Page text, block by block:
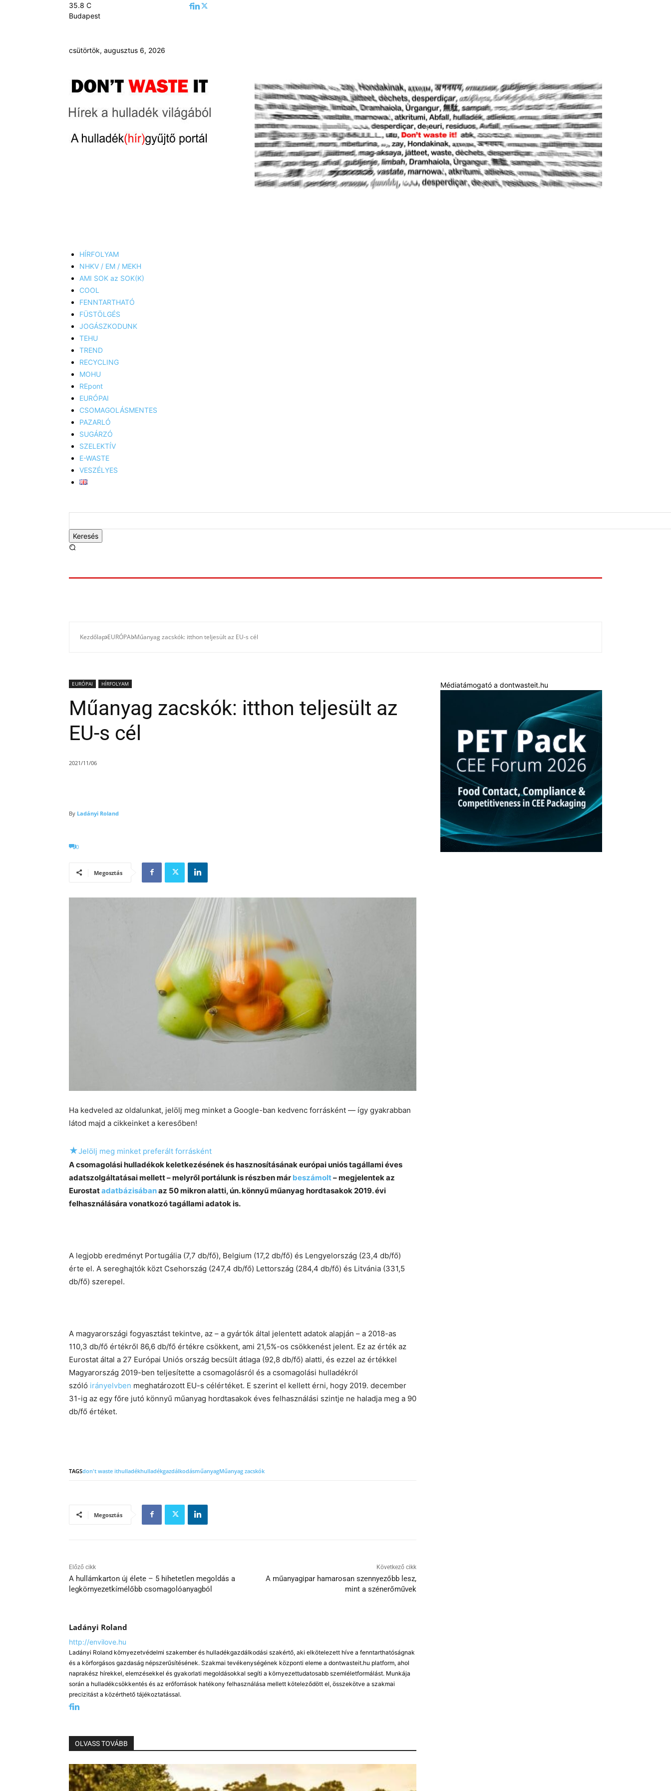
35.8 C
Budapest
csütörtök, augusztus 6, 2026
HÍRFOLYAM
NHKV / EM / MEKH
AMI SOK az SOK(K)
COOL
FENNTARTHATÓ
FÜSTÖLGÉS
JOGÁSZKODUNK
TEHU
TREND
RECYCLING
MOHU
REpont
EURÓPAI
CSOMAGOLÁSMENTES
PAZARLÓ
SUGÁRZÓ
SZELEKTÍV
E-WASTE
VESZÉLYES
Keresés
Kezdőlap EURÓPAI Műanyag zacskók: itthon teljesült az EU-s cél
EURÓPAI HÍRFOLYAM
Műanyag zacskók: itthon teljesült az
EU-s cél
2021/11/06
By Ladányi Roland
0
Megosztás
Ha kedveled az oldalunkat, jelölj meg minket a Google-ban kedvenc forrásként — így gyakrabban
látod majd a cikkeinket a keresőben!
★Jelölj meg minket preferált forrásként
A csomagolási hulladékok keletkezésének és hasznosításának európai uniós tagállami éves
adatszolgáltatásai mellett – melyről portálunk is részben már beszámolt– megjelentek az
Eurostatadatbázisábanaz 50 mikron alatti, ún. könnyű műanyag hordtasakok 2019. évi
felhasználására vonatkozó tagállami adatok is.
A legjobb eredményt Portugália (7,7 db/fő), Belgium (17,2 db/fő) és Lengyelország (23,4 db/fő)
érte el. A sereghajtók közt Csehország (247,4 db/fő) Lettország (284,4 db/fő) és Litvánia (331,5
db/fő) szerepel.
A magyarországi fogyasztást tekintve, az – a gyártók által jelentett adatok alapján – a 2018-as
110,3 db/fő értékről 86,6 db/fő értékre csökkent, ami 21,5%-os csökkenést jelent. Ez az érték az
Eurostat által a 27 Európai Uniós ország becsült átlaga (92,8 db/fő) alatti, és ezzel az értékkel
Magyarország 2019-ben teljesítette a csomagolásról és a csomagolási hulladékról
szóló irányelvben meghatározott EU-s célértéket. E szerint el kellett érni, hogy 2019. december
31-ig az egy főre jutó könnyű műanyag hordtasakok éves felhasználási szintje ne haladja meg a 90
db/fő értéket.
TAGSdon't waste ithulladékhulladékgazdálkodásműanyagMűanyag zacskók
Megosztás
Előző cikk
A hullámkarton új élete – 5 hihetetlen megoldás a
legkörnyezetkímélőbb csomagolóanyagból
Következő cikk
A műanyagipar hamarosan szennyezőbb lesz,
mint a szénerőművek
Ladányi Roland
http://envilove.hu
Ladányi Roland környezetvédelmi szakember és hulladékgazdálkodási szakértő, aki elkötelezett híve a fenntarthatóságnak
és a körforgásos gazdaság népszerűsítésének. Szakmai tevékenységének központi eleme a dontwasteit.hu platform, ahol
naprakész hírekkel, elemzésekkel és gyakorlati megoldásokkal segíti a környezettudatosabb szemléletformálást. Munkája
során a hulladékcsökkentés és az erőforrások hatékony felhasználása mellett köteleződött el, összekötve a szakmai
precizitást a közérthető tájékoztatással.
OLVASS TOVÁBB
Médiatámogató a dontwasteit.hu